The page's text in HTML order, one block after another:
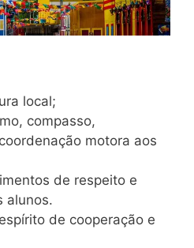
local;
compasso,
motora aos
de respeito e
alunos.
de cooperação e